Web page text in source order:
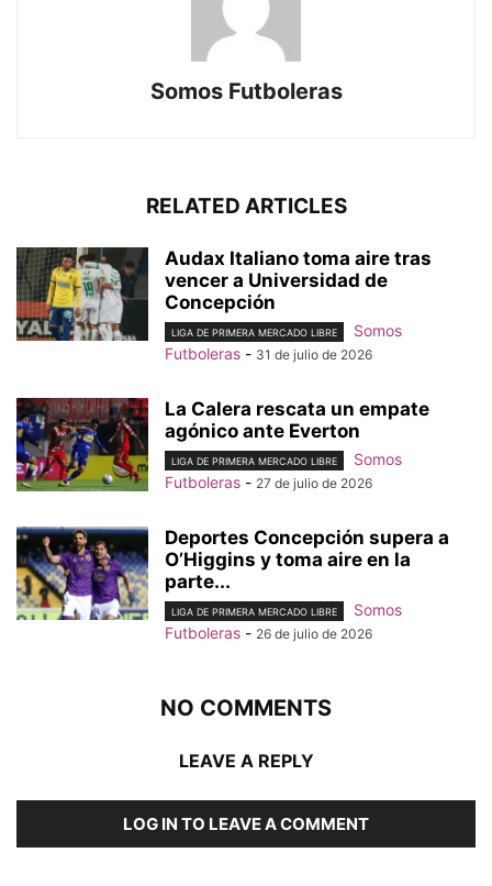
Somos Futboleras
RELATED ARTICLES
Audax Italiano toma aire tras
vencer a Universidad de
Concepción
LIGA DE PRIMERA MERCADO LIBRE
Somos
Futboleras - 31 de julio de 2026
La Calera rescata un empate
agónico ante Everton
LIGA DE PRIMERA MERCADO LIBRE
Somos
Futboleras - 27 de julio de 2026
Deportes Concepción supera a
O’Higgins y toma aire en la
parte...
LIGA DE PRIMERA MERCADO LIBRE
Somos
Futboleras - 26 de julio de 2026
NO COMMENTS
LEAVE A REPLY
LOG IN TO LEAVE A COMMENT